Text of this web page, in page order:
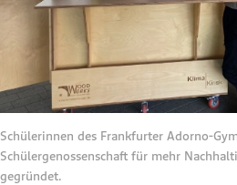
Schülerinnen des Frankfurter Adorno-
Schülergenossenschaft für mehr
gegründet.